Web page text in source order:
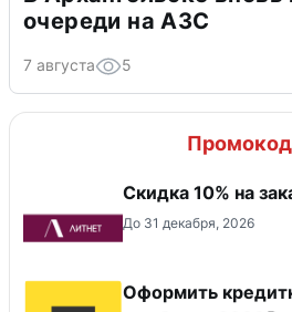
очереди на АЗС
7 августа 5
Скидка 10% на
До 31 декабря, 2026
Оформить